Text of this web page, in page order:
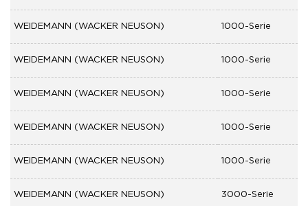
WEIDEMANN (WACKER NEUSON) 1000-Serie
WEIDEMANN (WACKER NEUSON) 1000-Serie
WEIDEMANN (WACKER NEUSON) 1000-Serie
WEIDEMANN (WACKER NEUSON) 1000-Serie
WEIDEMANN (WACKER NEUSON) 1000-Serie
WEIDEMANN (WACKER NEUSON) 3000-Serie